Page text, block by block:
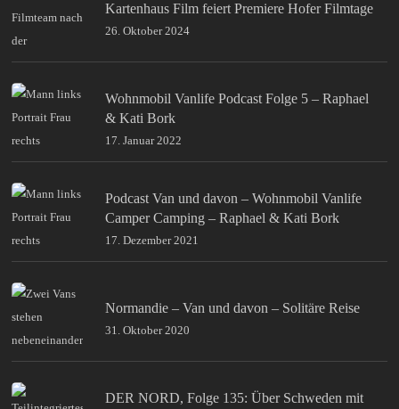
Kartenhaus Film feiert Premiere Hofer Filmtage
26. Oktober 2024
Wohnmobil Vanlife Podcast Folge 5 – Raphael
& Kati Bork
17. Januar 2022
Podcast Van und davon – Wohnmobil Vanlife
Camper Camping – Raphael & Kati Bork
17. Dezember 2021
Normandie – Van und davon – Solitäre Reise
31. Oktober 2020
DER NORD, Folge 135: Über Schweden mit